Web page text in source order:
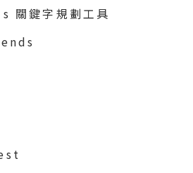
關鍵字規劃工具